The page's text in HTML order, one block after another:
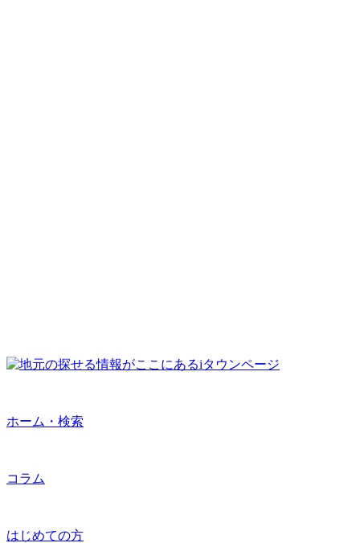
ホーム・検索
コラム
はじめての方